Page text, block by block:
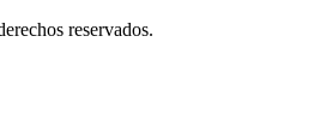
reservados.